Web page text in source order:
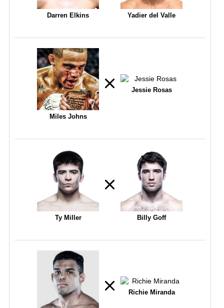
Darren Elkins Yadier del Valle
Miles Johns
Jessie Rosas
Ty Miller Billy Goff
Richie Miranda